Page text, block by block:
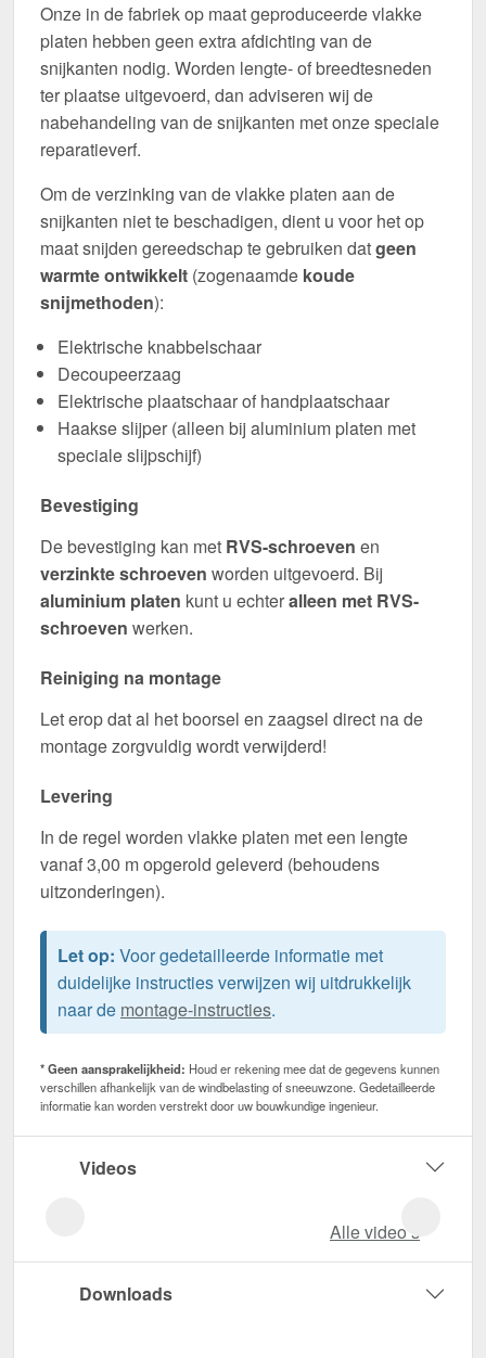
Onze in de fabriek op maat geproduceerde vlakke
platen hebben geen extra afdichting van de
snijkanten nodig. Worden lengte- of breedtesneden
ter plaatse uitgevoerd, dan adviseren wij de
nabehandeling van de snijkanten met onze speciale
reparatieverf.
Om de verzinking van de vlakke platen aan de
snijkanten niet te beschadigen, dient u voor het op
maat snijden gereedschap te gebruiken datgeen
warmte ontwikkelt (zogenaamde koude
snijmethoden):
Elektrische knabbelschaar
Decoupeerzaag
Elektrische plaatschaar of handplaatschaar
Haakse slijper (alleen bij aluminium platen met
speciale slijpschijf)
Bevestiging
De bevestiging kan met RVS-schroeven en
verzinkte schroeven worden uitgevoerd. Bij
aluminium platen kunt u echteralleen met RVS-
schroeven werken.
Reiniging na montage
Let erop dat al het boorsel en zaagsel direct na de
montage zorgvuldig wordt verwijderd!
Levering
In de regel worden vlakke platen met een lengte
vanaf 3,00 m opgerold geleverd (behoudens
uitzonderingen).
Let op: Voor gedetailleerde informatie met
duidelijke instructies verwijzen wij uitdrukkelijk
naar de montage-instructies.
* Geen aansprakelijkheid: Houd er rekening mee dat de gegevens kunnen
verschillen afhankelijk van de windbelasting of sneeuwzone. Gedetailleerde
informatie kan worden verstrekt door uw bouwkundige ingenieur.
Videos
Alle video‘s
Downloads